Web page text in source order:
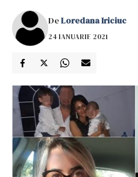
DeLoredana Iriciuc
24 IANUARIE 2021